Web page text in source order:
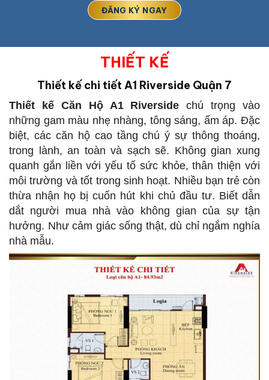
THIẾT KẾ
Thiết kế chi tiết A1 Riverside Quận 7
Thiết kế Căn Hộ A1 Riverside chú trọng vào
những gam màu nhẹ nhàng, tông sáng, ấm áp. Đặc
biệt, các căn hộ cao tầng chú ý sự thông thoáng,
trong lành, an toàn và sạch sẽ. Không gian xung
quanh gắn liền với yếu tố sức khỏe, thân thiện với
môi trường và tốt trong sinh hoạt. Nhiều bạn trẻ còn
thừa nhận họ bị cuốn hút khi chủ đầu tư. Biết dẫn
dắt người mua nhà vào không gian của sự tận
hưởng. Như cảm giác sống thật, dù chỉ ngắm nghía
nhà mẫu.